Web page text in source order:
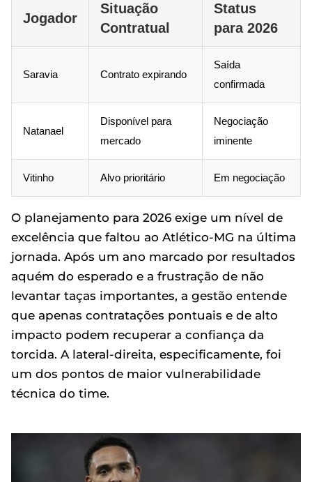
Jogador
Situação
Contratual
Status
para 2026
Saravia Contrato expirando
Saída
confirmada
Natanael
Disponível para
mercado
Negociação
iminente
Vitinho Alvo prioritário Em negociação
O planejamento para 2026 exige um nível de
excelência que faltou ao Atlético-MG na última
jornada. Após um ano marcado por resultados
aquém do esperado e a frustração de não
levantar taças importantes, a gestão entende
que apenas contratações pontuais e de alto
impacto podem recuperar a confiança da
torcida. A lateral-direita, especificamente, foi
um dos pontos de maior vulnerabilidade
técnica do time.